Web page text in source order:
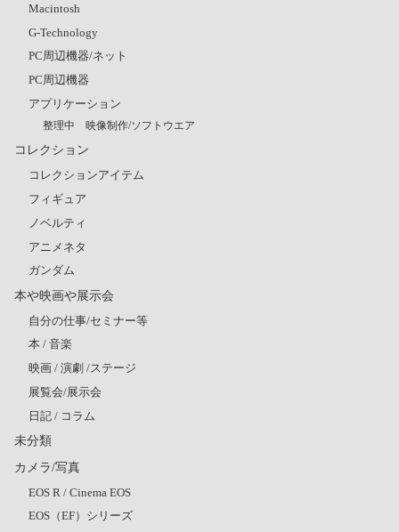
Macintosh
G-Technology
PC周辺機器/ネット
PC周辺機器
アプリケーション
整理中 映像制作/ソフトウエア
コレクション
コレクションアイテム
フィギュア
ノベルティ
アニメネタ
ガンダム
本や映画や展示会
自分の仕事/セミナー等
本 / 音楽
映画 / 演劇 /ステージ
展覧会/展示会
日記 / コラム
未分類
カメラ/写真
EOS R / Cinema EOS
EOS（EF）シリーズ